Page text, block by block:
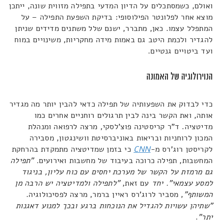
ואולם, כשמסתכלים על הדיון המדעי בתפילה מזווית שונה, ייתכן
מוצא אחר לפלונטר הפילוסופי: בדיקת השפעת התפילה – על
המתפלל עצמו. כאן, מתברר, ישנם שלל משתנים מדידים שניתן
להגדיר ולכמת היטב גם באמות מידה מחקריות, משינויים במוח
ועד ביטויים גנטיים.
הנוירולוגיה של האמונה
כדי לבדוק את השפעותיה של תפילה כדאי להבין יותר מה מגדיר
אותה, ואת הקשר בינה לבין תרגולים רוחניים אחרים כמו
מדיטציה. ד"ר קריסטינה פוצ'לסקי, מרצה לרפואה ומנהלת
המכון לרוחניות ובריאות באוניברסיטת וושינגטון, מסבירה
לקריסטן רוג'רס מ-CNN כי בזמן שמדיטציה מתמקדת בהרחקת
המחשבות, תפילה כרוכה בעיבוד של מחשבות ואירועים. "תפילה
גם מרמזת על הקשר של מערכת יחסים עם כוח עליון, בניגוד
למסע עצמאי". יחד עם זאת,"לתפילה ולמדיטציה יש הרבה מן
המשותף", מסביר לרוג'רס ראיין ברמר, מרצה לפסיכולוגיה.
"שתיהן עשויות להגדיל את הנוכחות ברגע ובכך למנוע דאגנות
יתר".